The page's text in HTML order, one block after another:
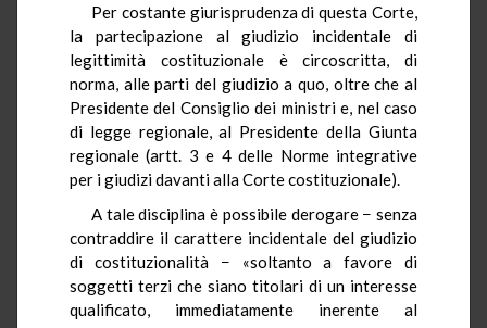
Per costante giurisprudenza di questa Corte,
la partecipazione al giudizio incidentale di
legittimità costituzionale è circoscritta, di
norma, alle parti del giudizio a quo, oltre che al
Presidente del Consiglio dei ministri e, nel caso
di legge regionale, al Presidente della Giunta
regionale (artt. 3 e 4 delle Norme integrative
per i giudizi davanti alla Corte costituzionale).
A tale disciplina è possibile derogare − senza
contraddire il carattere incidentale del giudizio
di costituzionalità − «soltanto a favore di
soggetti terzi che siano titolari di un interesse
qualificato, immediatamente inerente al